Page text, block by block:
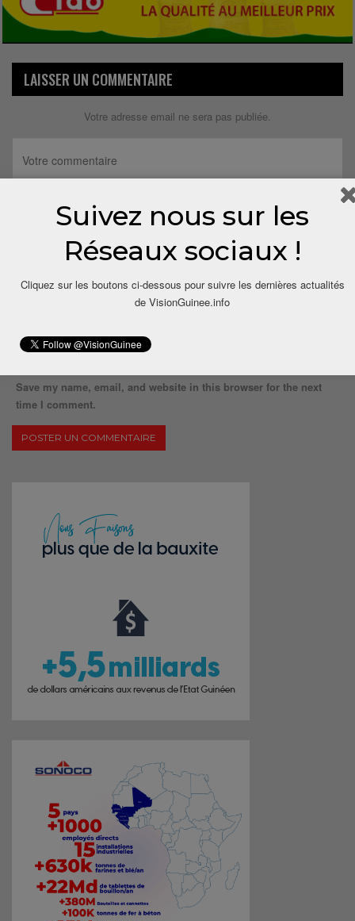
LAISSER UN COMMENTAIRE
Votre adresse email ne sera pas publiée.
Save my name, email, and website in this browser for the next
time I comment.
Suivez nous sur les
Réseaux sociaux !
Cliquez sur les boutons ci-dessous pour suivre les dernières actualités
de VisionGuinee.info